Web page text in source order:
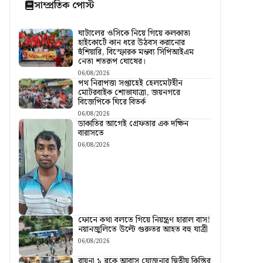
সাম্প্রতিক পোস্ট
ঘাটালের ওসিকে নিয়ে গিয়ে কলকাতা
হাইকোর্টে কান ধরে উঠবস করানোর
হুঁশিয়ারি, বিস্ফোরক মন্তব্য সিপিআইএম
নেতা শতরূপ ঘোষের।
06/08/2026
পথ নিরাপত্তা সপ্তাহেই হেলমেটহীন
মোটরবাইক শোভাযাত্রা, জয়নগরে
বিজেপিকে ঘিরে বিতর্ক
06/08/2026
ডাকাতির আগেই গ্রেফতার এক দক্ষিন
বারাসতে
06/08/2026
ফোনে কথা বলতে গিয়ে নিয়ন্ত্রণ হারাল বাস!
নয়ানজুলিতে উল্টে গুরুতর আহত বহু যাত্রী
06/08/2026